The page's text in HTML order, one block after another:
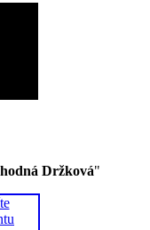
Držková"